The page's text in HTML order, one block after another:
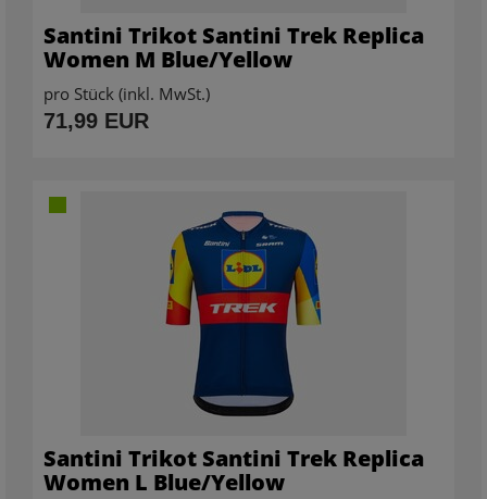
Santini Trikot Santini Trek Replica
Women M Blue/Yellow
pro Stück (inkl. MwSt.)
71,99 EUR
Santini Trikot Santini Trek Replica
Women L Blue/Yellow